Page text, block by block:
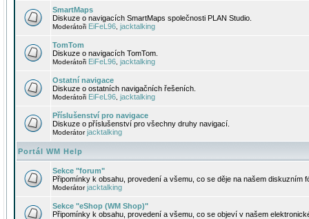
SmartMaps
Diskuze o navigacích SmartMaps společnosti PLAN Studio.
Moderátoři EiFeL96 jacktalking
TomTom
Diskuze o navigacích TomTom.
Moderátoři EiFeL96 jacktalking
Ostatní navigace
Diskuze o ostatních navigačních řešeních.
Moderátoři EiFeL96 jacktalking
Příslušenství pro navigace
Diskuze o příslušenství pro všechny druhy navigací.
Moderátorjacktalking
Portál WM Help
Sekce "forum"
Připomínky k obsahu, provedení a všemu, co se děje na našem diskuzním
Moderátorjacktalking
Sekce "eShop (WM Shop)"
Připomínky k obsahu, provedení a všemu, co se objeví v našem